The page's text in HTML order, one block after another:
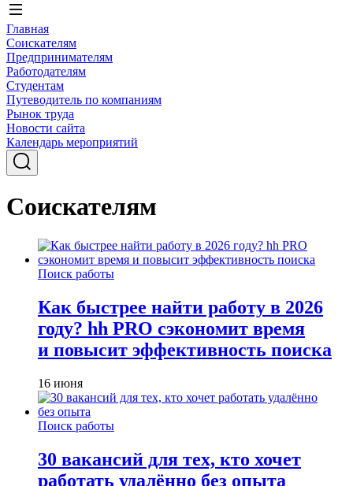
Главная
Соискателям
Предпринимателям
Работодателям
Студентам
Путеводитель по компаниям
Рынок труда
Новости сайта
Календарь мероприятий
Соискателям
Поиск работы
Как быстрее найти работу в 2026
году? hh PRO сэкономит время
и повысит эффективность поиска
16 июня
Поиск работы
30 вакансий для тех, кто хочет
работать удалённо без опыта